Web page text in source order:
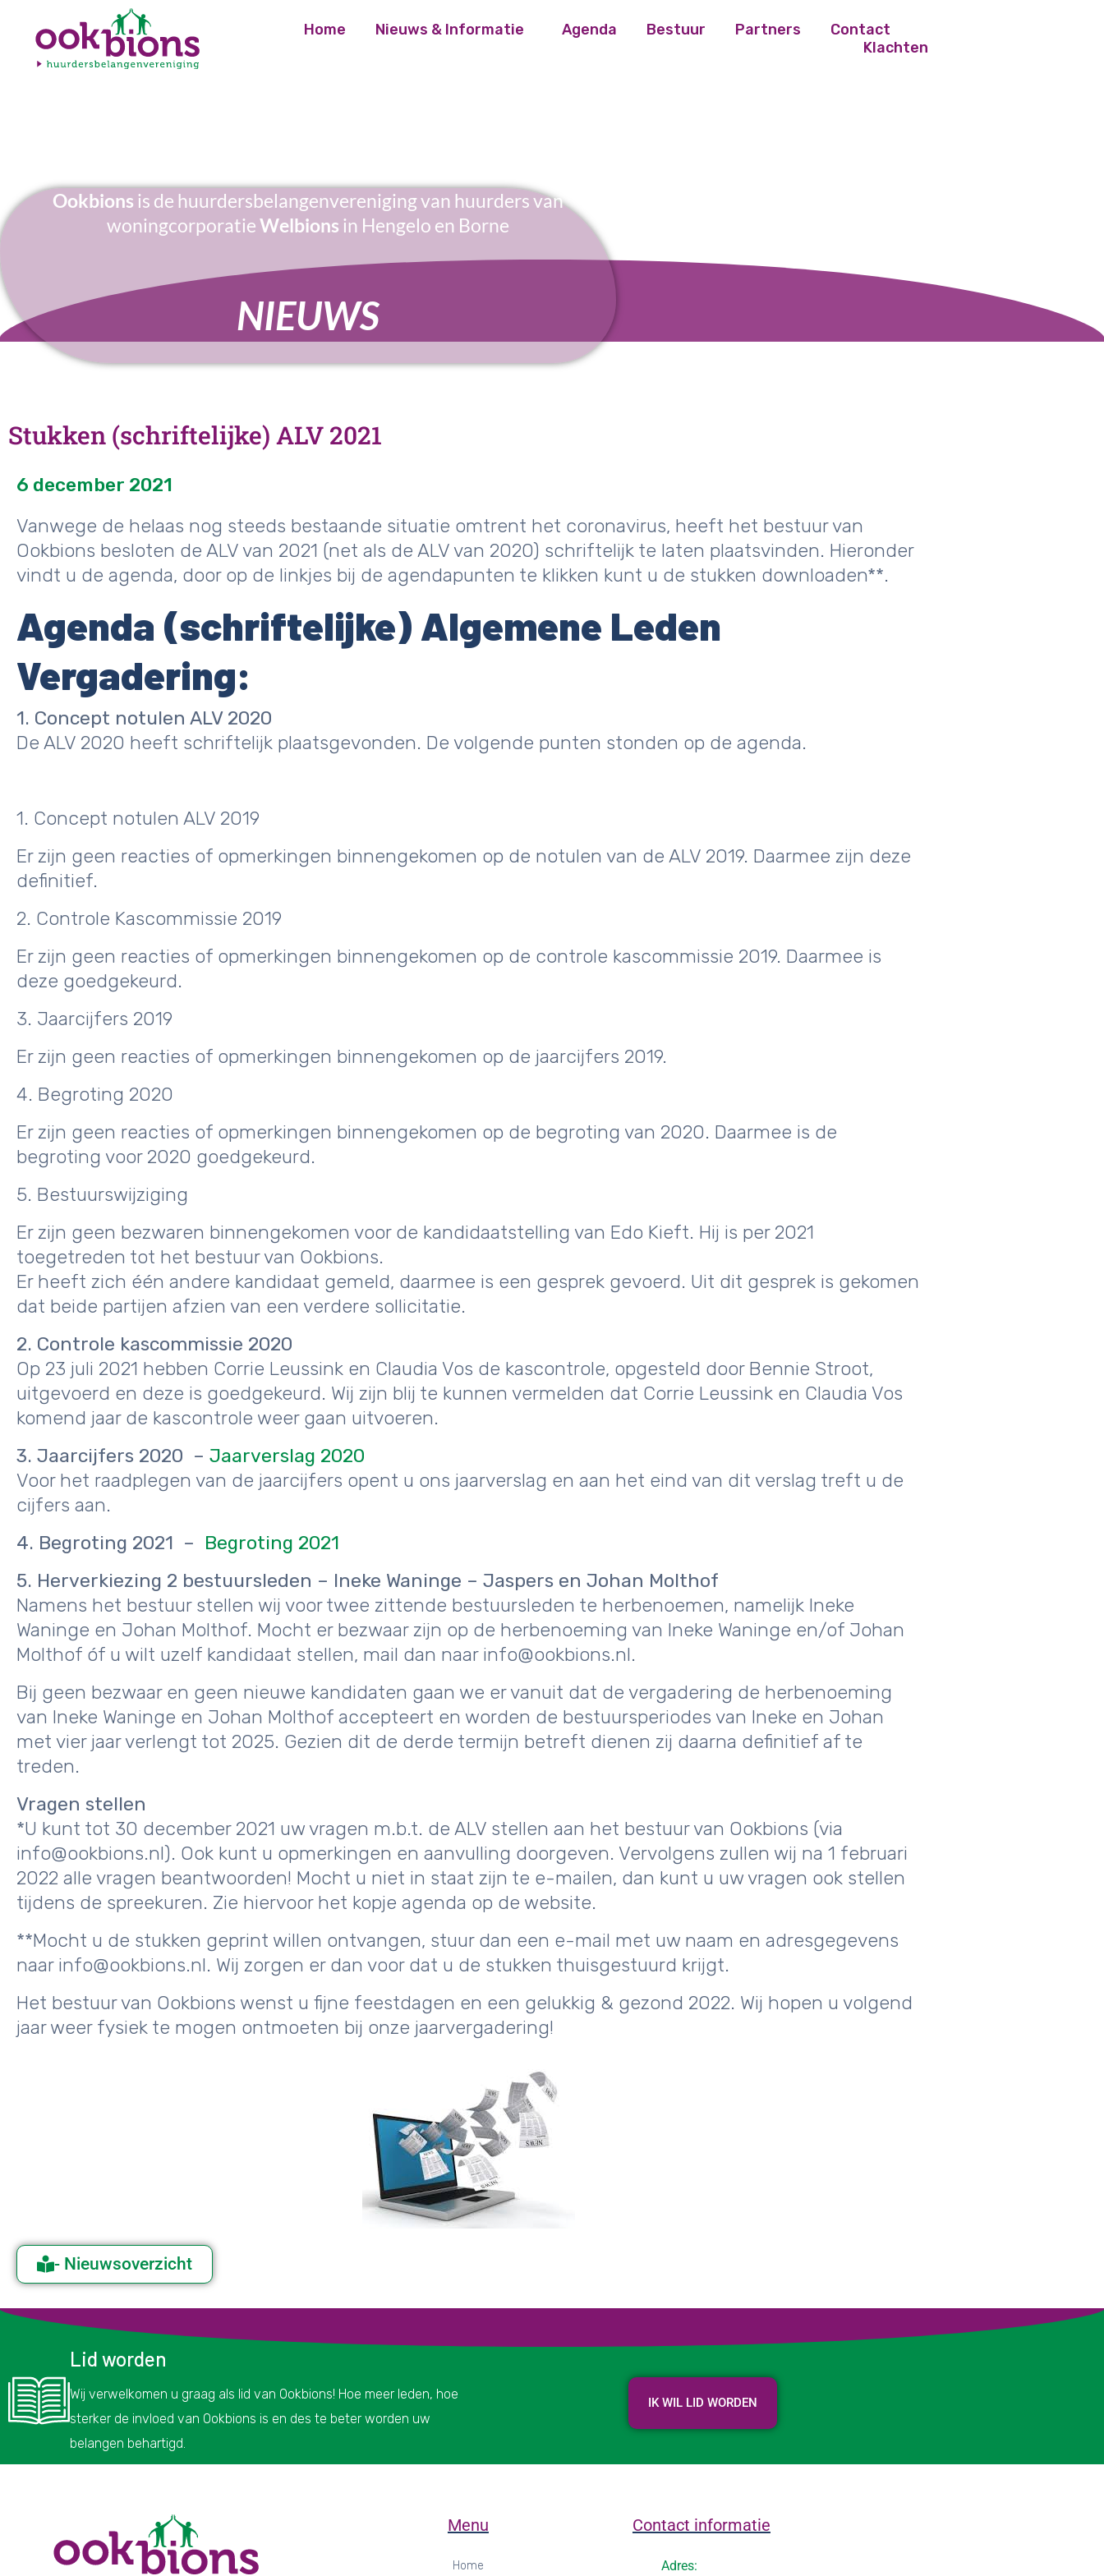
Home Nieuws & Informatie Agenda Bestuur Partners
Contact
Klachten
Ookbions is de huurdersbelangenvereniging van huurders van
woningcorporatieWelbions in Hengelo en Borne
NIEUWS
Stukken (schriftelijke) ALV 2021
6 december 2021
Vanwege de helaas nog steeds bestaande situatie omtrent het coronavirus, heeft het bestuur van
Ookbions besloten de ALV van 2021 (net als de ALV van 2020) schriftelijk te laten plaatsvinden. Hieronder
vindt u de agenda, door op de linkjes bij de agendapunten te klikken kunt u de stukken downloaden**.
Agenda (schriftelijke) Algemene Leden
Vergadering:
1. Concept notulen ALV 2020
De ALV 2020 heeft schriftelijk plaatsgevonden. De volgende punten stonden op de agenda.
1. Concept notulen ALV 2019
Er zijn geen reacties of opmerkingen binnengekomen op de notulen van de ALV 2019. Daarmee zijn deze
definitief.
2. Controle Kascommissie 2019
Er zijn geen reacties of opmerkingen binnengekomen op de controle kascommissie 2019. Daarmee is
deze goedgekeurd.
3. Jaarcijfers 2019
Er zijn geen reacties of opmerkingen binnengekomen op de jaarcijfers 2019.
4. Begroting 2020
Er zijn geen reacties of opmerkingen binnengekomen op de begroting van 2020. Daarmee is de
begroting voor 2020 goedgekeurd.
5. Bestuurswijziging
Er zijn geen bezwaren binnengekomen voor de kandidaatstelling van Edo Kieft. Hij is per 2021
toegetreden tot het bestuur van Ookbions.
Er heeft zich één andere kandidaat gemeld, daarmee is een gesprek gevoerd. Uit dit gesprek is gekomen
dat beide partijen afzien van een verdere sollicitatie.
2. Controle kascommissie 2020
Op 23 juli 2021 hebben Corrie Leussink en Claudia Vos de kascontrole, opgesteld door Bennie Stroot,
uitgevoerd en deze is goedgekeurd. Wij zijn blij te kunnen vermelden dat Corrie Leussink en Claudia Vos
komend jaar de kascontrole weer gaan uitvoeren.
3. Jaarcijfers 2020 – Jaarverslag 2020
Voor het raadplegen van de jaarcijfers opent u ons jaarverslag en aan het eind van dit verslag treft u de
cijfers aan.
4. Begroting 2021 – Begroting 2021
5. Herverkiezing 2 bestuursleden – Ineke Waninge – Jaspers en Johan Molthof
Namens het bestuur stellen wij voor twee zittende bestuursleden te herbenoemen, namelijk Ineke
Waninge en Johan Molthof. Mocht er bezwaar zijn op de herbenoeming van Ineke Waninge en/of Johan
Molthof óf u wilt uzelf kandidaat stellen, mail dan naar info@ookbions.nl.
Bij geen bezwaar en geen nieuwe kandidaten gaan we er vanuit dat de vergadering de herbenoeming
van Ineke Waninge en Johan Molthof accepteert en worden de bestuursperiodes van Ineke en Johan
met vier jaar verlengt tot 2025. Gezien dit de derde termijn betreft dienen zij daarna definitief af te
treden.
Vragen stellen
*U kunt tot 30 december 2021 uw vragen m.b.t. de ALV stellen aan het bestuur van Ookbions (via
info@ookbions.nl). Ook kunt u opmerkingen en aanvulling doorgeven. Vervolgens zullen wij na 1 februari
2022 alle vragen beantwoorden! Mocht u niet in staat zijn te e-mailen, dan kunt u uw vragen ook stellen
tijdens de spreekuren. Zie hiervoor het kopje agenda op de website.
**Mocht u de stukken geprint willen ontvangen, stuur dan een e-mail met uw naam en adresgegevens
naar info@ookbions.nl. Wij zorgen er dan voor dat u de stukken thuisgestuurd krijgt.
Het bestuur van Ookbions wenst u fijne feestdagen en een gelukkig & gezond 2022. Wij hopen u volgend
jaar weer fysiek te mogen ontmoeten bij onze jaarvergadering!
- Nieuwsoverzicht
Lid worden
Wij verwelkomen u graag als lid van Ookbions! Hoe meer leden, hoe
sterker de invloed van Ookbions is en des te beter worden uw
belangen behartigd.
IK WIL LID WORDEN
Menu
Home
Contact informatie
Adres: